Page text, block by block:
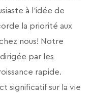
à l’idée de
la priorité aux
nous! Notre
par les
rapide.
significatif sur la vie